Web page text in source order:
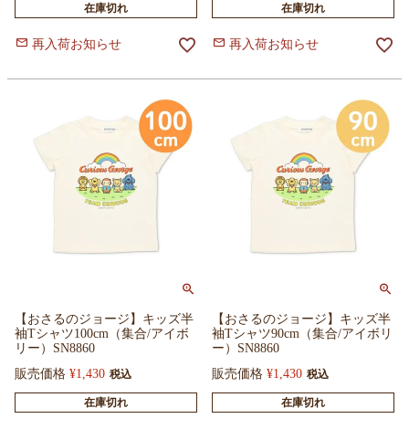
在庫切れ
再入荷お知らせ
在庫切れ
再入荷お知らせ
【おさるのジョージ】キッズ半
袖Tシャツ100cm（集合/アイボ
リー）SN8860
販売価格 ¥1,430 税込
在庫切れ
【おさるのジョージ】キッズ半
袖Tシャツ90cm（集合/アイボリ
ー）SN8860
販売価格 ¥1,430 税込
在庫切れ